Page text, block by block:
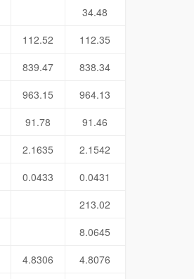
34.48
112.52
112.35
839.47
838.34
963.15
964.13
91.78
91.46
2.1635
2.1542
0.0433
0.0431
213.02
8.0645
4.8306
4.8076